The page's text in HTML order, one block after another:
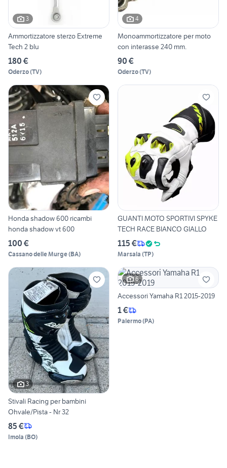
3
Ammortizzatore sterzo Extreme
Tech 2 blu
180 €
Oderzo(TV)
4
Monoammortizzatore per moto
con interasse 240 mm.
90 €
Oderzo(TV)
Honda shadow 600 ricambi
honda shadow vt 600
100 €
Cassano delle Murge(BA)
GUANTI MOTO SPORTIVI SPYKE
TECH RACE BIANCO GIALLO
115 €
Marsala (TP)
3
Stivali Racing per bambini
Ohvale/Pista - Nr 32
85 €
Imola (BO)
6
Accessori Yamaha R1 2015-2019
1 €
Palermo(PA)